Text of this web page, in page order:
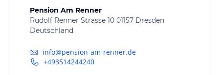
Pension Am Renner
Rudolf Renner Strasse 10 01157 Dresden
Deutschland
info@pension-am-renner.de
+493514244240